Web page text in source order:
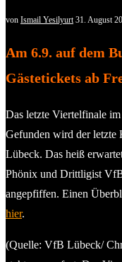
von Ismail Yesilyurt 31. August
Am 6.9. auf dem
Gästetickets ab
Das letzte Viertelfinale
Gefunden wird der letzte
Lübeck. Das heiß
Phönix und Drittligist
angepfiffen. Einen
hier.
(Quelle: VfB Lübeck/